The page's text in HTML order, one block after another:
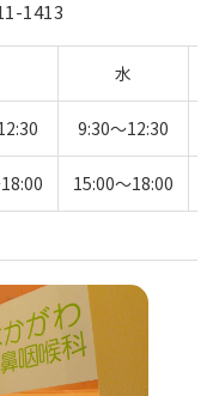
1413
水
9:30〜12:30
15:00〜18:00